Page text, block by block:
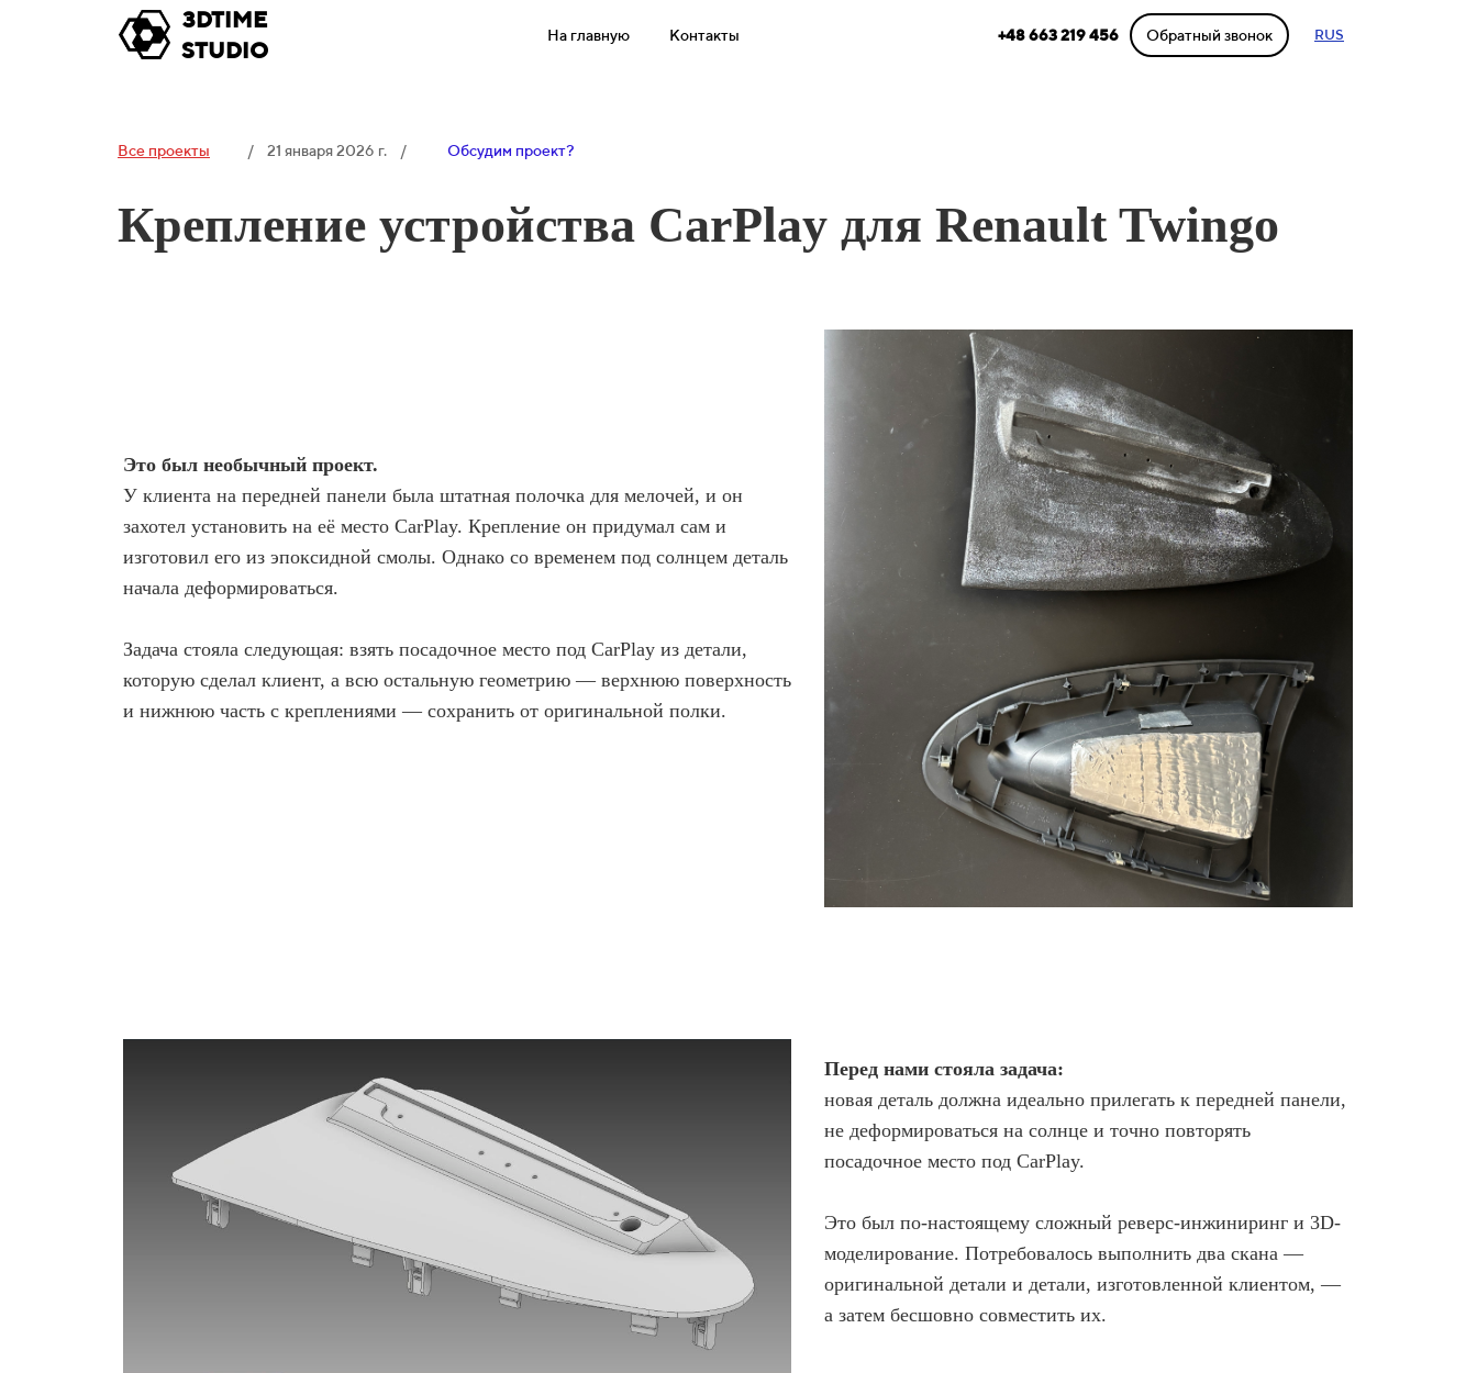
3DTIME
STUDIO
На главную Контакты +48 663 219 456 Обратный звонок RUS
Все проекты / 21 января 2026 г. / Обсудим проект?
Крепление устройства CarPlay для Renault Twingo
Это был необычный проект.
У клиента на передней панели была штатная полочка для мелочей, и он
захотел установить на её место CarPlay. Крепление он придумал сам и
изготовил его из эпоксидной смолы. Однако со временем под солнцем деталь
начала деформироваться.
Задача стояла следующая: взять посадочное место под CarPlay из детали,
которую сделал клиент, а всю остальную геометрию — верхнюю поверхность
и нижнюю часть с креплениями — сохранить от оригинальной полки.
Перед нами стояла задача:
новая деталь должна идеально прилегать к передней панели,
не деформироваться на солнце и точно повторять
посадочное место под CarPlay.
Это был по-настоящему сложный реверс-инжиниринг и 3D-
моделирование. Потребовалось выполнить два скана —
оригинальной детали и детали, изготовленной клиентом, —
а затем бесшовно совместить их.